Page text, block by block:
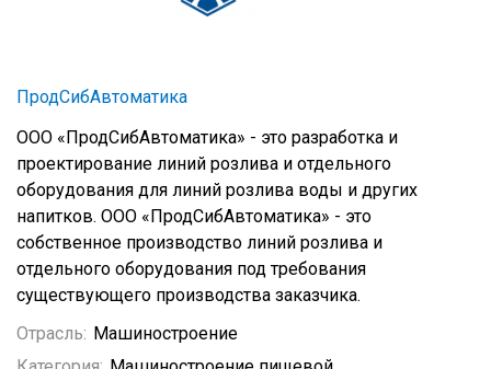
ПродСибАвтоматика
ООО «ПродСибАвтоматика» - это разработка и
проектирование линий розлива и отдельного
оборудования для линий розлива воды и других
напитков. ООО «ПродСибАвтоматика» - это
собственное производство линий розлива и
отдельного оборудования под требования
существующего производства заказчика.
Отрасль: Машиностроение